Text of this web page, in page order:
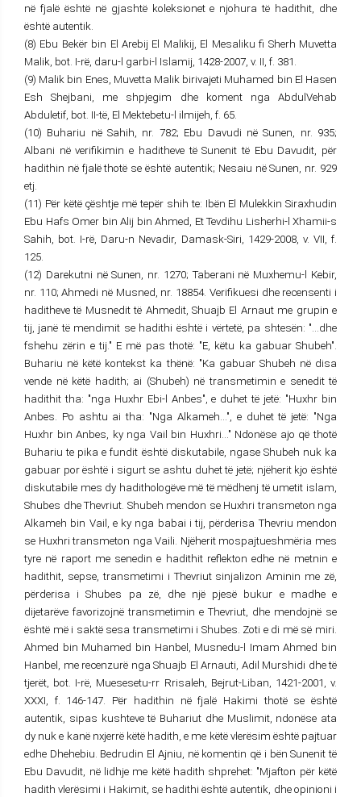
në fjalë është në gjashtë koleksionet e njohura të hadithit, dhe
është autentik.
(8) Ebu Bekër bin El Arebij El Malikij, El Mesaliku fi Sherh Muvetta
Malik, bot. I-rë, daru-l garbi-l Islamij, 1428-2007, v. II, f. 381.
(9) Malik bin Enes, Muvetta Malik birivajeti Muhamed bin El Hasen
Esh Shejbani, me shpjegim dhe koment nga AbdulVehab
Abduletif, bot. II-të, El Mektebetu-l ilmijeh, f. 65.
(10) Buhariu në Sahih, nr. 782; Ebu Davudi në Sunen, nr. 935;
Albani në verifikimin e haditheve të Sunenit të Ebu Davudit, për
hadithin në fjalë thotë se është autentik; Nesaiu në Sunen, nr. 929
etj.
(11) Për këtë çështje më tepër shih te: Ibën El Mulekkin Siraxhudin
Ebu Hafs Omer bin Alij bin Ahmed, Et Tevdihu Lisherhi-l Xhamii-s
Sahih, bot. I-rë, Daru-n Nevadir, Damask-Siri, 1429-2008, v. VII, f.
125.
(12) Darekutni në Sunen, nr. 1270; Taberani në Muxhemu-l Kebir,
nr. 110; Ahmedi në Musned, nr. 18854. Verifikuesi dhe recensenti i
haditheve të Musnedit të Ahmedit, Shuajb El Arnaut me grupin e
tij, janë të mendimit se hadithi është i vërtetë, pa shtesën: "...dhe
fshehu zërin e tij." E më pas thotë: "E, këtu ka gabuar Shubeh".
Buhariu në këtë kontekst ka thënë: "Ka gabuar Shubeh në disa
vende në këtë hadith; ai (Shubeh) në transmetimin e senedit të
hadithit tha: "nga Huxhr Ebi-l Anbes", e duhet të jetë: "Huxhr bin
Anbes. Po ashtu ai tha: "Nga Alkameh...", e duhet të jetë: "Nga
Huxhr bin Anbes, ky nga Vail bin Huxhri..." Ndonëse ajo që thotë
Buhariu te pika e fundit është diskutabile, ngase Shubeh nuk ka
gabuar por është i sigurt se ashtu duhet të jetë; njëherit kjo është
diskutabile mes dy hadithologëve më të mëdhenj të umetit islam,
Shubes dhe Thevriut. Shubeh mendon se Huxhri transmeton nga
Alkameh bin Vail, e ky nga babai i tij, përderisa Thevriu mendon
se Huxhri transmeton nga Vaili. Njëherit mospajtueshmëria mes
tyre në raport me senedin e hadithit reflekton edhe në metnin e
hadithit, sepse, transmetimi i Thevriut sinjalizon Aminin me zë,
përderisa i Shubes pa zë, dhe një pjesë bukur e madhe e
dijetarëve favorizojnë transmetimin e Thevriut, dhe mendojnë se
është më i saktë sesa transmetimi i Shubes. Zoti e di më së miri.
Ahmed bin Muhamed bin Hanbel, Musnedu-l Imam Ahmed bin
Hanbel, me recenzurë nga Shuajb El Arnauti, Adil Murshidi dhe të
tjerët, bot. I-rë, Muesesetu-rr Rrisaleh, Bejrut-Liban, 1421-2001, v.
XXXI, f. 146-147. Për hadithin në fjalë Hakimi thotë se është
autentik, sipas kushteve të Buhariut dhe Muslimit, ndonëse ata
dy nuk e kanë nxjerrë këtë hadith, e me këtë vlerësim është pajtuar
edhe Dhehebiu. Bedrudin El Ajniu, në komentin që i bën Sunenit të
Ebu Davudit, në lidhje me këtë hadith shprehet: "Mjafton për këtë
hadith vlerësimi i Hakimit, se hadithi është autentik, dhe opinioni i